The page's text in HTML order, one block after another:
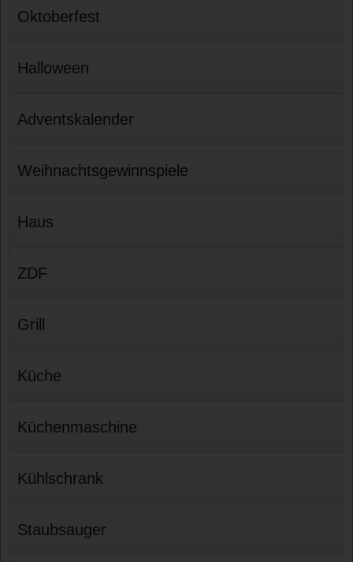
Oktoberfest
Halloween
Adventskalender
Weihnachtsgewinnspiele
Haus
ZDF
Grill
Küche
Küchenmaschine
Kühlschrank
Staubsauger